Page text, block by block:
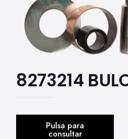
8273214